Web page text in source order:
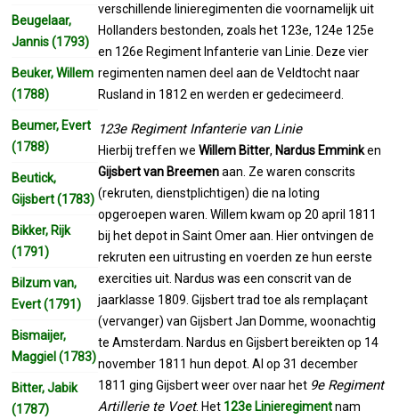
verschillende linieregimenten die voornamelijk uit
Hollanders bestonden, zoals het 123e, 124e 125e
en 126e Regiment Infanterie van Linie. Deze vier
regimenten namen deel aan de Veldtocht naar
Rusland in 1812 en werden er gedecimeerd.
123e Regiment Infanterie van Linie
Hierbij treffen weWillem Bitter, Nardus Emminken
Gijsbert van Breemenaan. Ze waren conscrits
(rekruten, dienstplichtigen) die na loting
opgeroepen waren. Willem kwam op 20 april 1811
bij het depot in Saint Omer aan. Hier ontvingen de
rekruten een uitrusting en voerden ze hun eerste
exercities uit. Nardus was een conscrit van de
jaarklasse 1809. Gijsbert trad toe als remplaçant
(vervanger) van Gijsbert Jan Domme, woonachtig
te Amsterdam. Nardus en Gijsbert bereikten op 14
november 1811 hun depot. Al op 31 december
1811 ging Gijsbert weer over naar het 9e Regiment
Artillerie te Voet. Het 123e Linieregimentnam
Beugelaar,
Jannis (1793)
Beuker, Willem
(1788)
Beumer, Evert
(1788)
Beutick,
Gijsbert (1783)
Bikker, Rijk
(1791)
Bilzum van,
Evert (1791)
Bismaijer,
Maggiel (1783)
Bitter, Jabik
(1787)